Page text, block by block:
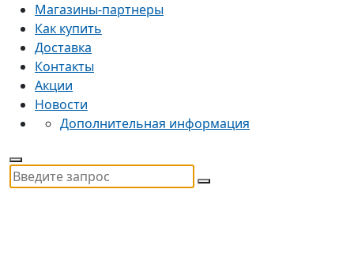
Магазины-партнеры
Как купить
Доставка
Контакты
Акции
Новости
Дополнительная информация